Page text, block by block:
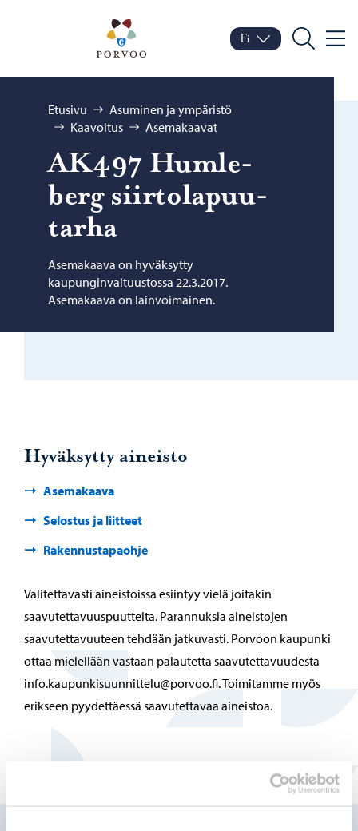
Porvoo – Siirry
Vaihda kieltä
Nykyinen kieli: Suomi
Fi
Hae
Selaa:
Etusivu
Asuminen ja ympäristö
Kaavoitus
Asemakaavat
AK497 Hum­le­
berg siir­to­la­puu­
tar­ha
Asemakaava on hyväksytty
kaupunginvaltuustossa 22.3.2017.
Asemakaava on lainvoimainen.
Hyväksytty aineisto
Asemakaava
Selostus ja liitteet
Rakennustapaohje
Valitettavasti aineistoissa esiintyy vielä joitakin
saavutettavuuspuutteita. Parannuksia aineistojen
saavutettavuuteen tehdään jatkuvasti. Porvoon kaupunki
ottaa mielellään vastaan palautetta saavutettavuudesta
info.kaupunkisuunnittelu@porvoo.fi. Toimitamme myös
erikseen pyydettäessä saavutettavaa aineistoa.